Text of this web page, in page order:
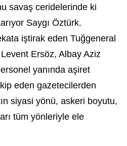
savaş ceridelerinde ki
Saygı Öztürk.
iştirak eden Tuğgeneral
Ersöz, Albay Aziz
yanında aşiret
eden gazetecilerden
siyasi yönü, askeri boyutu,
tüm yönleriyle ele